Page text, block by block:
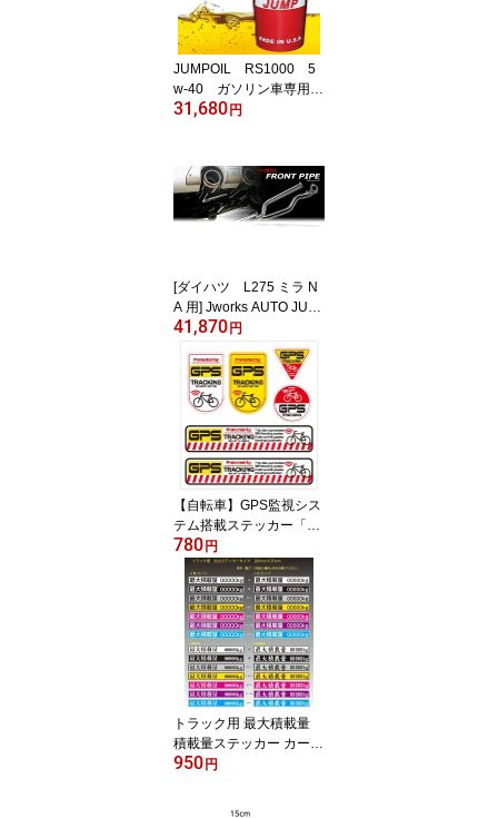
ジンオイル lpgエンジン
オイル 保護 保護膜 摩擦
車用品 カー用品 便利
JUMPOIL RS1000 5
w-40 ガソリン車専用
（ペール18.9L）
31,680円
[ダイハツ L275 ミラ N
A 用] Jworks AUTO JUW
ELL フロントパイプ
41,870円
【自転車】GPS監視シス
テム搭載ステッカー「G
PS TRACKING」6枚 自
転車防犯 自転車盗難防止
防犯ステッカー シールセ
ット 防犯用 盗難防止 シ
ール ステッカー セット
盗難 防止 対策 防犯対策
ステッカー 自転車シール
ダミー フェイク 防犯シ
ール 防犯グッズ 防犯対
策グッズ
780円
トラック用 最大積載量
積載量ステッカー カース
テッカー オーダーシール
950円